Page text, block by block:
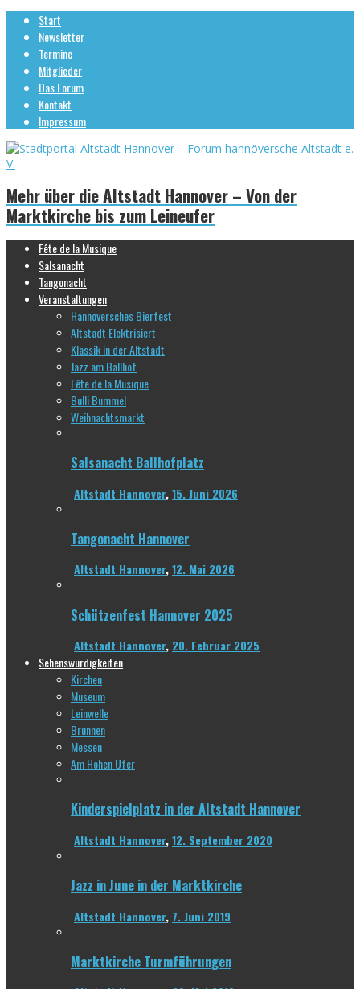
Start
Newsletter
Termine
Mitglieder
Das Forum
Kontakt
Impressum
Mehr über die Altstadt Hannover – Von der
Marktkirche bis zum Leineufer
Fête de la Musique
Salsanacht
Tangonacht
Veranstaltungen
Hannoversches Bierfest
Altstadt Elektrisiert
Klassik in der Altstadt
Jazz am Ballhof
Fête de la Musique
Bulli Bummel
Weihnachtsmarkt
Salsanacht Ballhofplatz
Altstadt Hannover,15. Juni 2026
Tangonacht Hannover
Altstadt Hannover,12. Mai 2026
Schützenfest Hannover 2025
Altstadt Hannover, 20. Februar 2025
Sehenswürdigkeiten
Kirchen
Museum
Leinwelle
Brunnen
Messen
Am Hohen Ufer
Kinderspielplatz in der Altstadt Hannover
Altstadt Hannover,12. September 2020
Jazz in June in der Marktkirche
Altstadt Hannover, 7. Juni 2019
Marktkirche Turmführungen